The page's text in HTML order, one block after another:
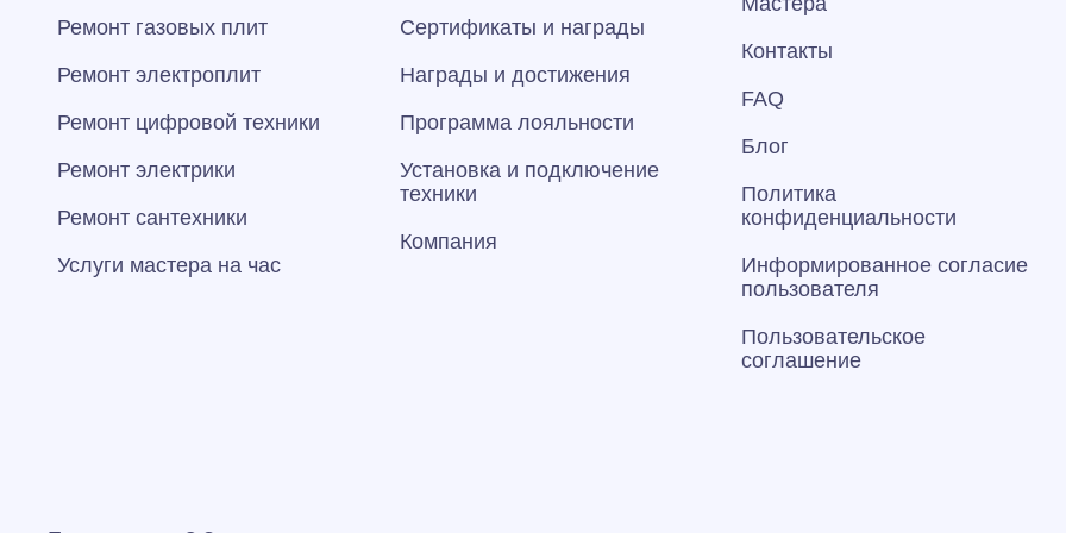
Ремонт газовых плит
Ремонт электроплит
Ремонт цифровой техники
Ремонт электрики
Ремонт сантехники
Услуги мастера на час
Сертификаты и награды
Награды и достижения
Программа лояльности
Установка и подключение
техники
Компания
Контакты
FAQ
Блог
Политика
конфиденциальности
Информированное согласие
пользователя
Пользовательское
соглашение